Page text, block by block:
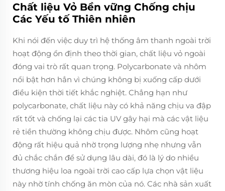
Chất liệu Vỏ Bền vững Chống chịu
Các Yếu tố Thiên nhiên
Khi nói đến việc duy trì hệ thống âm thanh ngoài trời
hoạt động ổn định theo thời gian, chất liệu vỏ ngoài
đóng vai trò rất quan trọng. Polycarbonate và nhôm
nổi bật hơn hẳn vì chúng không bị xuống cấp dưới
điều kiện thời tiết khắc nghiệt. Chẳng hạn như
polycarbonate, chất liệu này có khả năng chịu va đập
rất tốt và chống lại các tia UV gây hại mà các vật liệu
rẻ tiền thường không chịu được. Nhôm cũng hoạt
động rất hiệu quả nhờ trọng lượng nhẹ nhưng vẫn
đủ chắc chắn để sử dụng lâu dài, đó là lý do nhiều
thương hiệu loa ngoài trời cao cấp lựa chọn vật liệu
này nhờ tính chống ăn mòn của nó. Các nhà sản xuất